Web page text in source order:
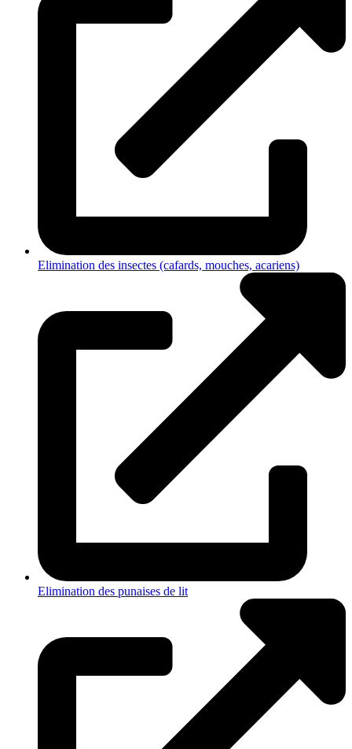
Elimination des insectes (cafards, mouches, acariens)
Elimination des punaises de lit